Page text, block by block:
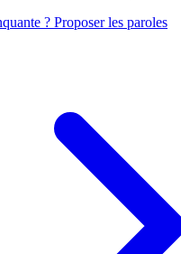
? Proposer les paroles